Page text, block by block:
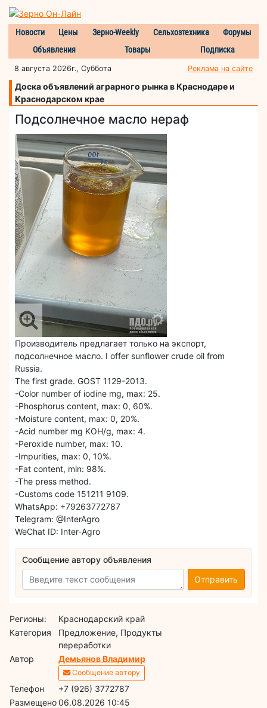
Новости Цены Зерно-Weekly Сельхозтехника
Форумы
Объявления
Товары Подписка
8 августа 2026г., Суббота Реклама на сайте
Доска объявлений аграрного рынка в Краснодаре и
Краснодарском крае
Подсолнечное масло нераф
Производитель предлагает только на экспорт,
подсолнечное масло. I offer sunflower crude oil from
Russia.
The first grade. GOST 1129-2013.
-Color number of iodine mg, max: 25.
-Phosphorus content, max: 0, 60%.
-Moisture content, max: 0, 20%.
-Acid number mg KOH/g, max: 4.
-Peroxide number, max: 10.
-Impurities, max: 0, 10%.
-Fat content, min: 98%.
-The press method.
-Customs code 151211 9109.
WhatsApp: +79263772787
Telegram: @InterAgro
WeChat ID: Inter-Agro
Сообщение автору объявления
Отправить
Регионы:
Краснодарский край
Категория
Предложение, Продукты
переработки
Автор
Демьянов Владимир
Сообщение автору
Телефон
+7 (926) 3772787
Размещено06.08.2026 10:45